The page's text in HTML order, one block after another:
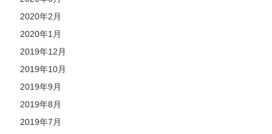
2020年2月
2020年1月
2019年12月
2019年10月
2019年9月
2019年8月
2019年7月